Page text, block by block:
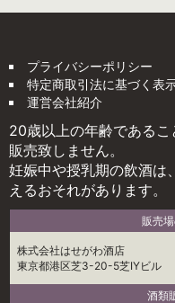
プライバシーポリシー
特定商取引法に基づく表
運営会社紹介
20歳以上の年齢である
販売致しません。
妊娠中や授乳期の飲酒は
えるおそれがあります。
販売
株式会社はせがわ酒店
東京都港区芝3-20-5芝IYビル
酒類